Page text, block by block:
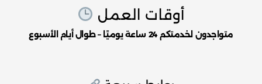
أوقات العمل
متواجدون لخدمتكم 24 ساعة يوميًا – طوال أيام الأسبوع